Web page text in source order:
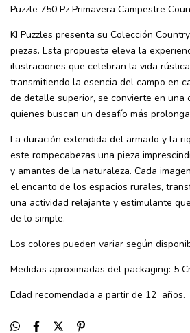
Puzzle 750 Pz Primavera Campestre
KI Puzzles presenta su Colección
piezas. Esta propuesta eleva la
ilustraciones que celebran la vida
transmitiendo la esencia del campo en
de detalle superior, se convierte en una
quienes buscan un desafío más
La duración extendida del armado y la
este rompecabezas una pieza
y amantes de la naturaleza. Cada
el encanto de los espacios rurales,
una actividad relajante y estimulante
de lo simple.
Los colores pueden variar según
Medidas aproximadas del packaging: 5
Edad recomendada a partir de 12 años.